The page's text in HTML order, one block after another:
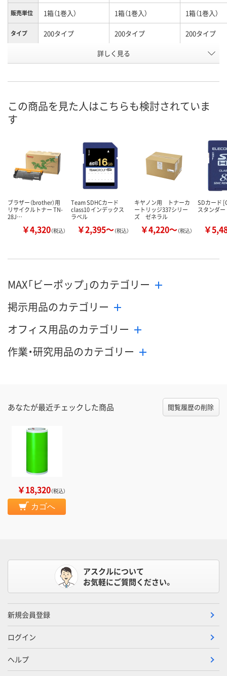
販売単位 1箱（1巻入） 1箱（1巻入） 1箱（1巻入）
タイプ 200タイプ 200タイプ 200タイプ
赤
号
お届け日
カゴへ
数量
カゴへ カ
詳しく見る
この商品を見た人はこちらも検討されていま
す
ブラザー（brother）用
リサイクルトナー TN-
28J…
￥4,320（税込）
Team SDHCカード
class10 インデックス
ラベル
￥2,395～（税込）
キヤノン用 トナーカ
ートリッジ337シリー
ズ ゼネラル
￥4,220～（税込）
SDカード
スタンダ
￥
MAX「ビーポップ」のカテゴリー
掲示用品のカテゴリー
オフィス用品のカテゴリー
作業・研究用品のカテゴリー
あなたが最近チェックした商品 閲覧履歴の削除
￥18,320（税込）
カゴへ
アスクルについて
お気軽にご質問ください。
新規会員登録
ログイン
ヘルプ